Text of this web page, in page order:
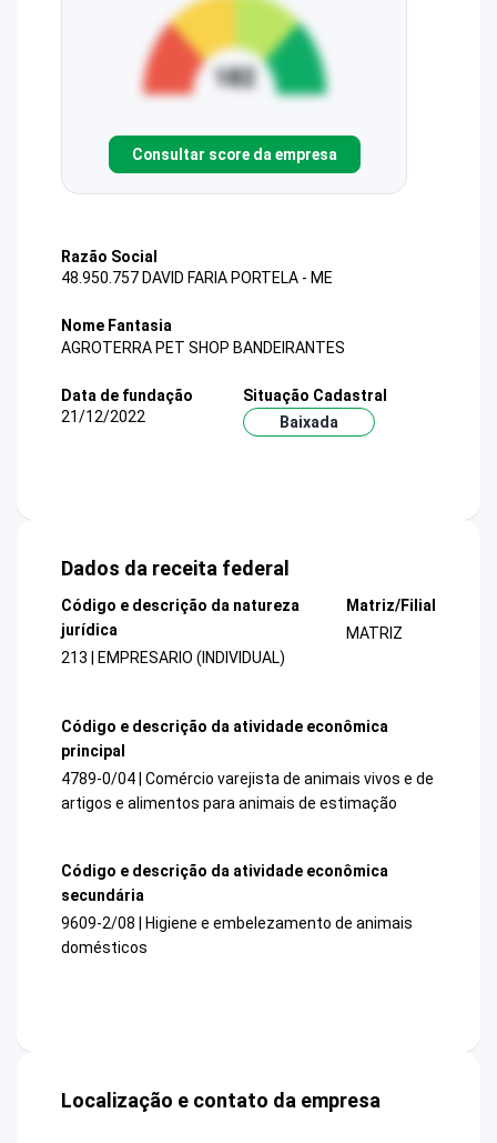
Consultar score da empresa
Razão Social
48.950.757 DAVID FARIA PORTELA - ME
Nome Fantasia
AGROTERRA PET SHOP BANDEIRANTES
Data de fundação
21/12/2022
Situação Cadastral
Baixada
Dados da receita federal
Código e descrição da natureza
jurídica
213 | EMPRESARIO (INDIVIDUAL)
Matriz/Filial
MATRIZ
Código e descrição da atividade econômica
principal
4789-0/04 | Comércio varejista de animais vivos e de
artigos e alimentos para animais de estimação
Código e descrição da atividade econômica
secundária
9609-2/08 | Higiene e embelezamento de animais
domésticos
Localização e contato da empresa